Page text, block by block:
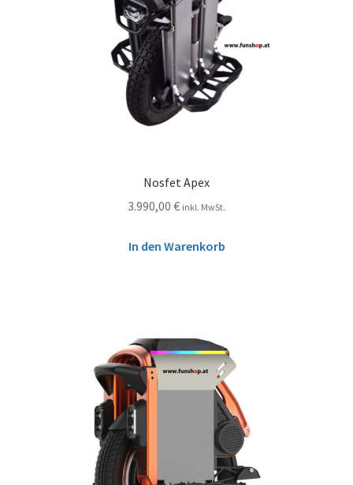
Nosfet Apex
3.990,00 € inkl. MwSt.
In den Warenkorb